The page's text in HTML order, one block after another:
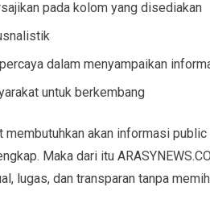
pada kolom yang disediakan
dalam menyampaikan
untuk berkembang
akan informasi
Maka dari itu
lugas, dan transparan tanpa